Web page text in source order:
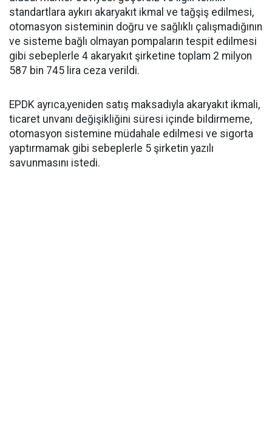
standartlara aykırı akaryakıt ikmal ve tağşiş edilmesi,
otomasyon sisteminin doğru ve sağlıklı çalışmadığının
ve sisteme bağlı olmayan pompaların tespit edilmesi
gibi sebeplerle 4 akaryakıt şirketine toplam 2 milyon
587 bin 745 lira ceza verildi.
EPDK ayrıca,yeniden satış maksadıyla akaryakıt ikmali,
ticaret unvanı değişikliğini süresi içinde bildirmeme,
otomasyon sistemine müdahale edilmesi ve sigorta
yaptırmamak gibi sebeplerle 5 şirketin yazılı
savunmasını istedi.